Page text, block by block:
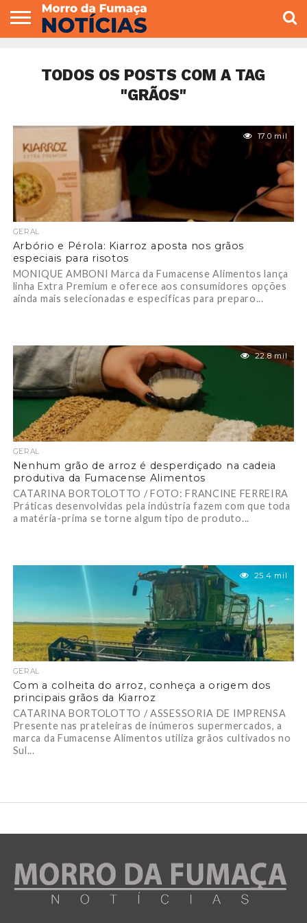
VEREADORES
TODOS OS POSTS COM A TAG
"GRÃOS"
17.0 mil
GERAL
Arbório e Pérola: Kiarroz aposta nos grãos
especiais para risotos
MONIQUE AMBONI Marca da Fumacense Alimentos lança
linha Extra Premium e oferece aos consumidores opções
ainda mais selecionadas e específicas para preparo...
22.8 mil
GERAL
Nenhum grão de arroz é desperdiçado na cadeia
produtiva da Fumacense Alimentos
CATARINA BORTOLOTTO / FOTO: FRANCINE FERREIRA
Práticas desenvolvidas pela indústria fazem com que toda
a matéria-prima se torne algum tipo de produto...
25.4 mil
GERAL
Com a colheita do arroz, conheça a origem dos
principais grãos da Kiarroz
CATARINA BORTOLOTTO / ASSESSORIA DE IMPRENSA
Presente nas prateleiras de inúmeros supermercados, a
marca da Fumacense Alimentos utiliza grãos cultivados no
Sul...